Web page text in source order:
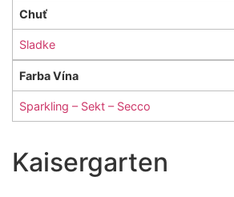
Chuť
Sladke
Farba Vína
Sparkling – Sekt – Secco
Kaisergarten